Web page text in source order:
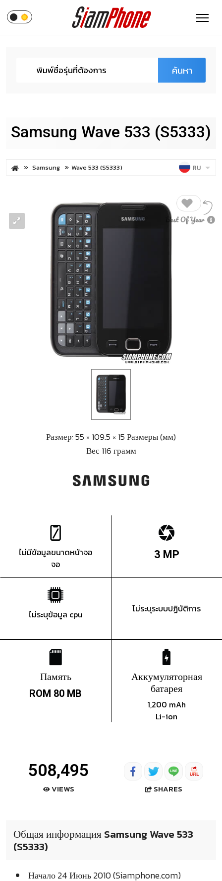
ค้นหา
Samsung Wave 533 (S5333)
Samsung Wave 533 (S5333) RU
Размер: 55 × 109.5 × 15 Размеры (мм)
Вес 116 грамм
ไม่มีข้อมูลขนาดหน้าจอ
จอ
3 MP
ไม่ระบุข้อมูล cpu ไม่ระบุระบบปฏิบัติการ
Память
ROM 80 MB
Аккумуляторная
батарея
1,200 mAh
Li-ion
508,495
VIEWS SHARES
Общая информация Samsung Wave 533
(S5333)
Начало 24 Июнь 2010 (Siamphone.com)